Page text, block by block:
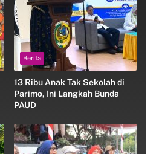
Berita
13 Ribu Anak Tak Sekolah di
Parimo, Ini Langkah Bunda
PAUD